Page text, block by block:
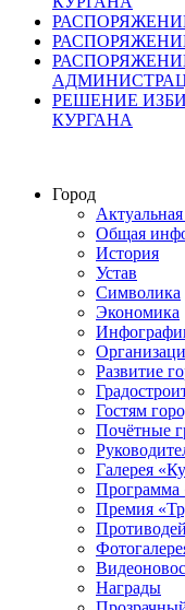
РЕШЕНИЕ
КУРГАНА
Город
Общая
История
Устав
Символика
Экономика
Развитие
Гостям
Почётные
Галерея
Премия
Награды